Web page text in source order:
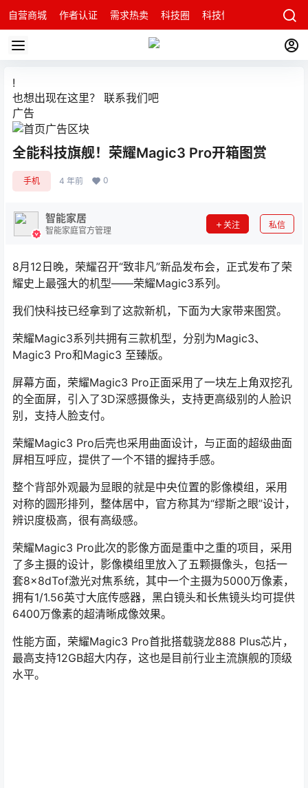
自营商城 作者认证 需求热卖 科技圈 科技快讯 智能科技问
!
也想出现在这里？ 联系我们吧
广告
全能科技旗舰！荣耀Magic3 Pro开箱图赏
手机 4 年前 0
智能家居
智能家庭官方管理
关注 私信
8月12日晚，荣耀召开“致非凡”新品发布会，正式发布了荣
耀史上最强大的机型——荣耀Magic3系列。
我们快科技已经拿到了这款新机，下面为大家带来图赏。
荣耀Magic3系列共拥有三款机型，分别为Magic3、
Magic3 Pro和Magic3 至臻版。
屏幕方面，荣耀Magic3 Pro正面采用了一块左上角双挖孔
的全面屏，引入了3D深感摄像头，支持更高级别的人脸识
别，支持人脸支付。
荣耀Magic3 Pro后壳也采用曲面设计，与正面的超级曲面
屏相互呼应，提供了一个不错的握持手感。
整个背部外观最为显眼的就是中央位置的影像模组，采用
对称的圆形排列，整体居中，官方称其为“缪斯之眼”设计，
辨识度极高，很有高级感。
荣耀Magic3 Pro此次的影像方面是重中之重的项目，采用
了多主摄的设计，影像模组里放入了五颗摄像头，包括一
套8×8dTof激光对焦系统，其中一个主摄为5000万像素，
拥有1/1.56英寸大底传感器，黑白镜头和长焦镜头均可提供
6400万像素的超清晰成像效果。
性能方面，荣耀Magic3 Pro首批搭载骁龙888 Plus芯片，
最高支持12GB超大内存，这也是目前行业主流旗舰的顶级
水平。